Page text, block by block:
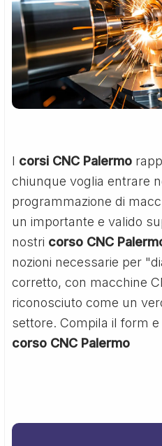
I corsi CNC Palermo
chiunque voglia entrare
programmazione di
un importante e valido
nostri corso CNC
nozioni necessarie per
corretto, con macchine
riconosciuto come un
settore. Compila il form
corso CNC Palermo